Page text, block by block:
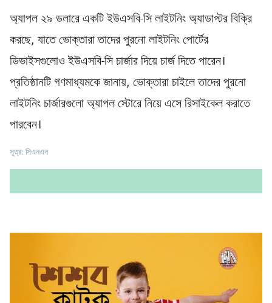
অ্যাপল ২৯ ডলারে একটি ইউএসবি-সি লাইটনিং অ্যাডাপ্টর বিক্রি
করছে, যাতে ভোক্তারা তাদের পুরনো লাইটনিং পোর্টের
ডিভাইসগুলোও ইউএসবি-সি চার্জার দিয়ে চার্জ দিতে পারেন।
প্রতিষ্ঠানটি গণমাধ্যমকে জানায়, ভোক্তারা চাইলে তাদের পুরনো
লাইটনিং চার্জারগুলো অ্যাপল স্টোরে নিয়ে এসে রিসাইকেল করাতে
পারবেন।
সূত্র: সিএনএন